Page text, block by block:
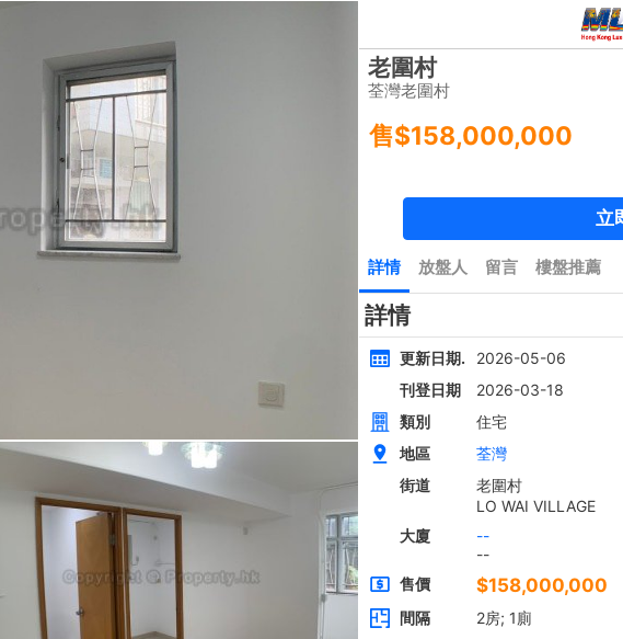
免費業主放盤
豪宅 租/售 豪宅市場消息
間隔
黃金置頂
4房
全層
西貢近路樓新全幢
西貢
建築 2100呎
@$5,714
實用 --
$12,000,000
黃金置頂
上徑口
沙田 顯徑街
建築 2100呎
實用 --